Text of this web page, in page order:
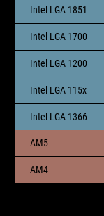
Intel LGA 1851
Intel LGA 1700
Intel LGA 1200
Intel LGA 115x
Intel LGA 1366
AM5
AM4